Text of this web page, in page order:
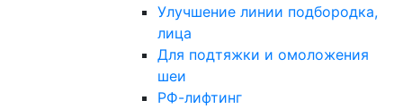
Улучшение линии подбородка,
лица
Для подтяжки и омоложения
шеи
РФ-лифтинг